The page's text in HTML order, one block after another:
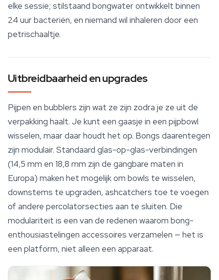
elke sessie; stilstaand bongwater ontwikkelt binnen
24 uur bacteriën, en niemand wil inhaleren door een
petrischaaltje.
Uitbreidbaarheid en upgrades
Pijpen en bubblers zijn wat ze zijn zodra je ze uit de
verpakking haalt. Je kunt een gaasje in een pijpbowl
wisselen, maar daar houdt het op. Bongs daarentegen
zijn modulair. Standaard glas-op-glas-verbindingen
(14,5 mm en 18,8 mm zijn de gangbare maten in
Europa) maken het mogelijk om bowls te wisselen,
downstems te upgraden, ashcatchers toe te voegen
of andere percolatorsecties aan te sluiten. Die
modulariteit is een van de redenen waarom bong-
enthousiastelingen accessoires verzamelen — het is
een platform, niet alleen een apparaat.